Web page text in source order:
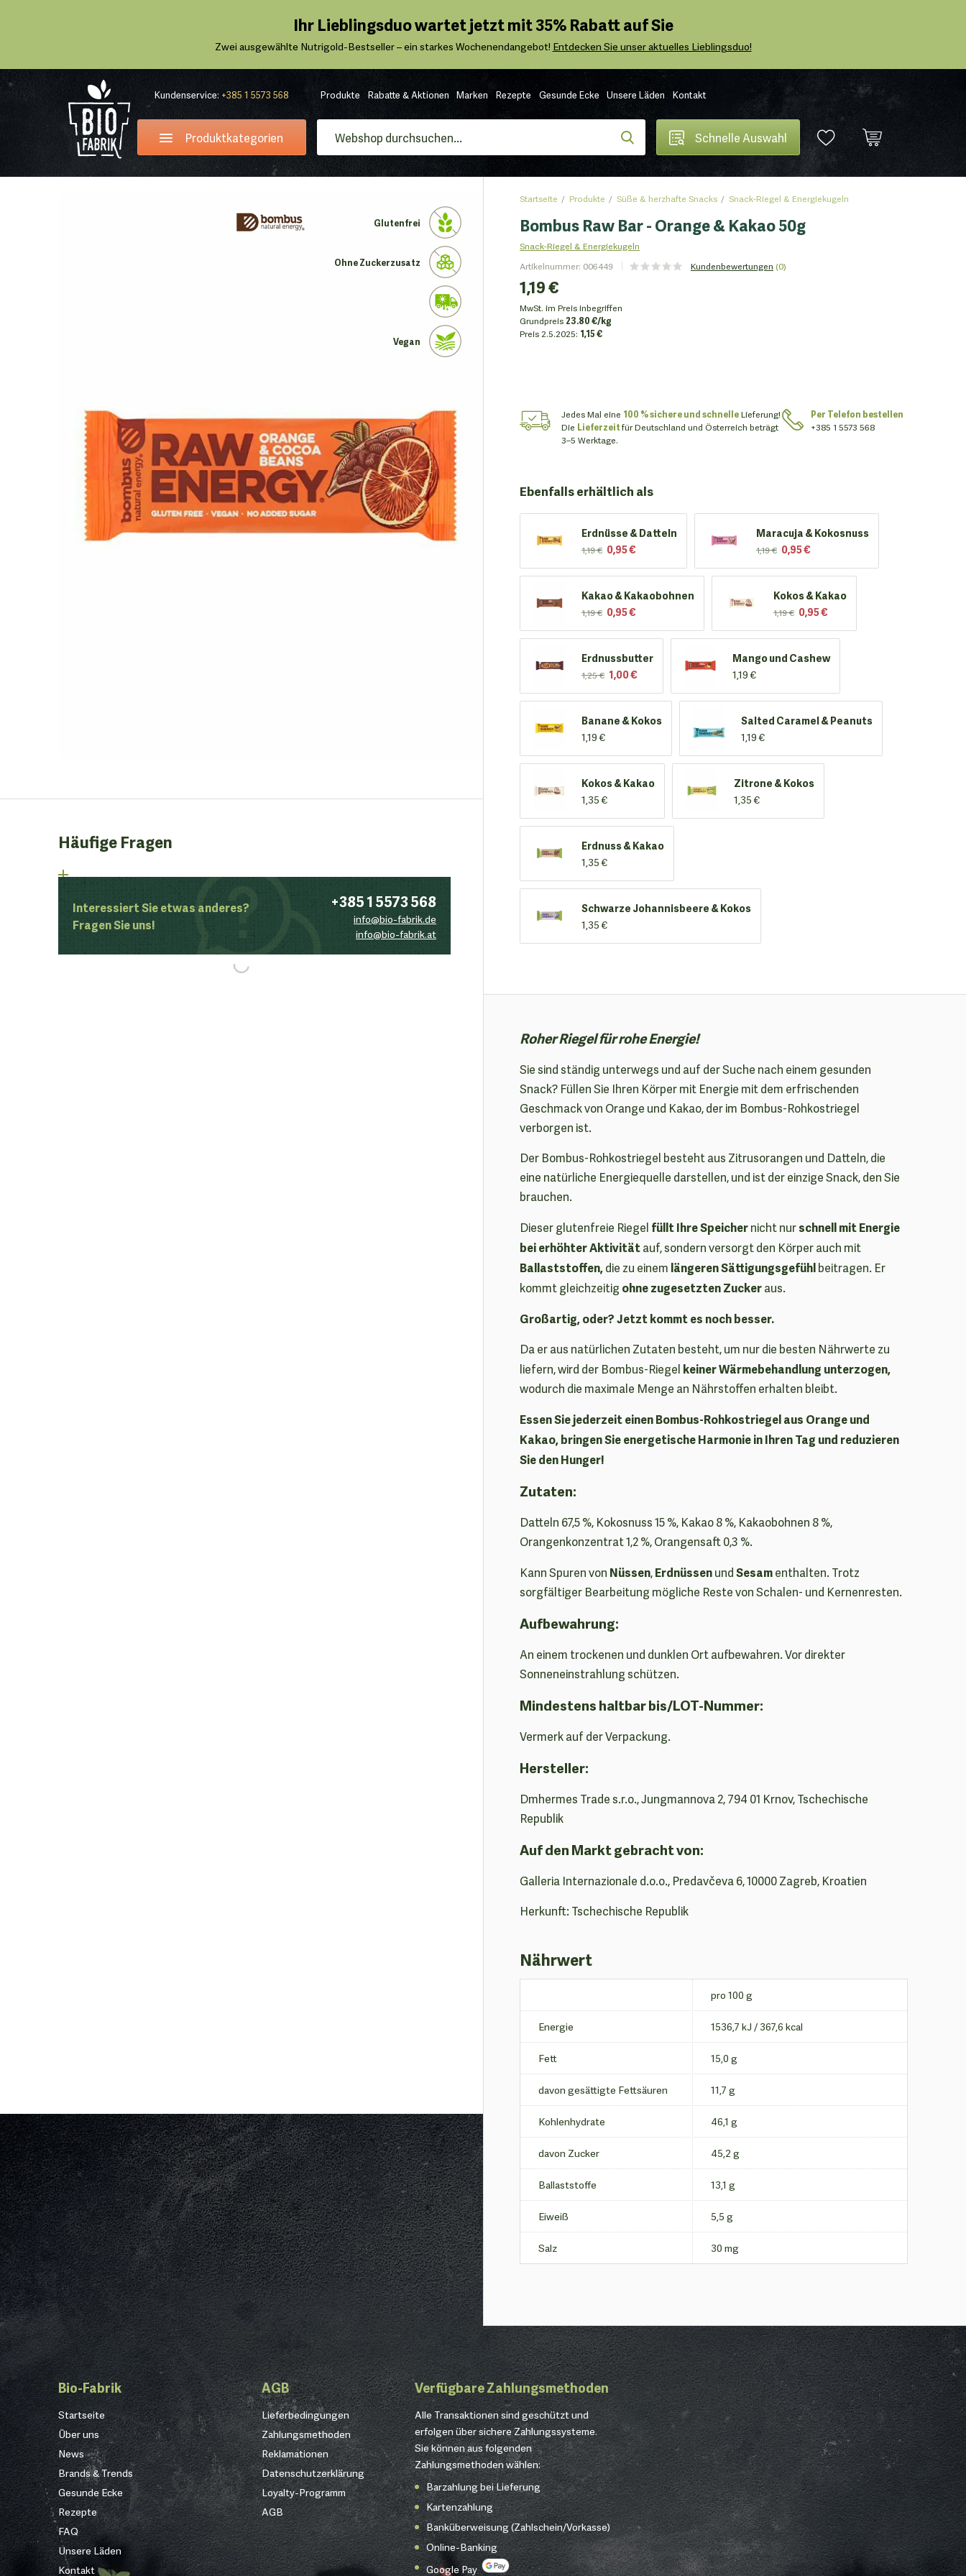
Ihr Lieblingsduo wartet jetzt mit 35% Rabatt auf Sie
Zwei ausgewählte Nutrigold-Bestseller – ein starkes Wochenendangebot! Entdecken Sie unser aktuelles Lieblingsduo!
Kundenservice: +385 1 5573 568
Produktkategorien
Produkte Rabatte & Aktionen Marken Rezepte Gesunde Ecke Unsere Läden Kontakt
Schnelle Auswahl
Glutenfrei
Ohne Zuckerzusatz
Vegan
Häufige Fragen
Interessiert Sie etwas anderes?
Fragen Sie uns!
+385 1 5573 568
info@bio-fabrik.de
info@bio-fabrik.at
Startseite Produkte Süße & herzhafte Snacks Snack-Riegel & Energiekugeln
Bombus Raw Bar - Orange & Kakao 50g
Snack-Riegel & Energiekugeln
Artikelnummer: 006449 Kundenbewertungen (0)
1,19 €
MwSt. im Preis inbegriffen
Grundpreis 23.80 €/kg
Preis 2.5.2025: 1,15 €
Jedes Mal eine 100 % sichere und schnelleLieferung!
Die Lieferzeitfür Deutschland und Österreich beträgt
3–5 Werktage.
Per Telefon bestellen
+385 1 5573 568
Ebenfalls erhältlich als
Erdnüsse & Datteln
1,19 € 0,95 €
Maracuja & Kokosnuss
1,19 € 0,95 €
Kakao & Kakaobohnen
1,19 € 0,95 €
Kokos & Kakao
1,19 € 0,95 €
Erdnussbutter
1,25 € 1,00 €
Mango und Cashew
1,19 €
Banane & Kokos
1,19 €
Salted Caramel & Peanuts
1,19 €
Kokos & Kakao
1,35 €
Zitrone & Kokos
1,35 €
Erdnuss & Kakao
1,35 €
Schwarze Johannisbeere & Kokos
1,35 €
Roher Riegel für rohe Energie!
Sie sind ständig unterwegs und auf der Suche nach einem gesunden
Snack? Füllen Sie Ihren Körper mit Energie mit dem erfrischenden
Geschmack von Orange und Kakao, der im Bombus-Rohkostriegel
verborgen ist.
Der Bombus-Rohkostriegel besteht aus Zitrusorangen und Datteln, die
eine natürliche Energiequelle darstellen, und ist der einzige Snack, den Sie
brauchen.
Dieser glutenfreie Riegel füllt Ihre Speichernicht nurschnell mit Energie
bei erhöhter Aktivitätauf, sondern versorgt den Körper auch mit
Ballaststoffen,die zu einem längeren Sättigungsgefühlbeitragen. Er
kommt gleichzeitig ohne zugesetzten Zuckeraus.
Großartig, oder? Jetzt kommt es noch besser.
Da er aus natürlichen Zutaten besteht, um nur die besten Nährwerte zu
liefern, wird der Bombus-Riegel keiner Wärmebehandlung unterzogen,
wodurch die maximale Menge an Nährstoffen erhalten bleibt.
Essen Sie jederzeit einen Bombus-Rohkostriegel aus Orange und
Kakao, bringen Sie energetische Harmonie in Ihren Tag und reduzieren
Sie den Hunger!
Zutaten:
Datteln 67,5 %, Kokosnuss 15 %, Kakao 8 %, Kakaobohnen 8 %,
Orangenkonzentrat 1,2 %, Orangensaft 0,3 %.
Kann Spuren von Nüssen,ErdnüssenundSesamenthalten. Trotz
sorgfältiger Bearbeitung mögliche Reste von Schalen- und Kernenresten.
Aufbewahrung:
An einem trockenen und dunklen Ort aufbewahren. Vor direkter
Sonneneinstrahlung schützen.
Mindestens haltbar bis/LOT-Nummer:
Vermerk auf der Verpackung.
Hersteller:
Dmhermes Trade s.r.o., Jungmannova 2, 794 01 Krnov, Tschechische
Republik
Auf den Markt gebracht von:
Galleria Internazionale d.o.o., Predavčeva 6, 10000 Zagreb, Kroatien
Herkunft: Tschechische Republik
Nährwert
pro 100 g
Energie 1536,7 kJ / 367,6 kcal
Fett 15,0 g
davon gesättigte Fettsäuren 11,7 g
Kohlenhydrate 46,1 g
davon Zucker 45,2 g
Ballaststoffe 13,1 g
Eiweiß 5,5 g
Salz 30 mg
Bio-Fabrik
Startseite
Über uns
News
Brands & Trends
Gesunde Ecke
Rezepte
FAQ
Unsere Läden
Kontakt
AGB
Lieferbedingungen
Zahlungsmethoden
Reklamationen
Datenschutzerklärung
Loyalty-Programm
AGB
Verfügbare Zahlungsmethoden
Alle Transaktionen sind geschützt und
erfolgen über sichere Zahlungssysteme.
Sie können aus folgenden
Zahlungsmethoden wählen:
Barzahlung bei Lieferung
Kartenzahlung
Banküberweisung (Zahlschein/Vorkasse)
Online-Banking
Google Pay